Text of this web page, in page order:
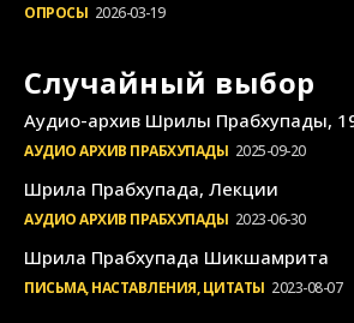
ОПРОСЫ 2026-03-19
Случайный выбор
Аудио-архив Шрилы Прабхупады,
АУДИО АРХИВ ПРАБХУПАДЫ 2025-09-20
Шрила Прабхупада, Лекции
АУДИО АРХИВ ПРАБХУПАДЫ 2023-06-30
Шрила Прабхупада Шикшамрита
ПИСЬМА, НАСТАВЛЕНИЯ, ЦИТАТЫ 2023-08-07